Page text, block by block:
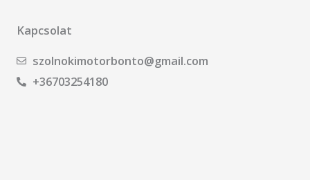
Kapcsolat
szolnokimotorbonto@gmail.com
+36703254180